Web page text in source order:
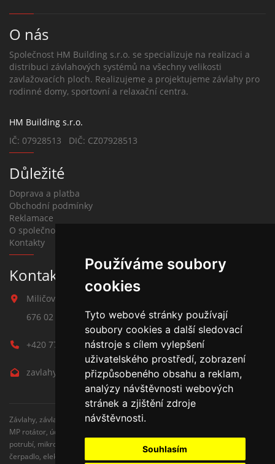
Používáme soubory
cookies
Tyto webové stránky používají
soubory cookies a další sledovací
nástroje s cílem vylepšení
uživatelského prostředí, zobrazení
přizpůsobeného obsahu a reklam,
analýzy návštěvnosti webových
stránek a zjištění zdroje
návštěvnosti.
Souhlasím
O nás
Společnost HM Building s.r.o. se specializuje na realizaci a
distribuci závlahových systémů na všechny velikosti
zavlažovacích ploch. Realizujeme a projektujeme závlahy pro
rodinné domy, sportovní a relaxační centra.
HM Building s.r.o.
IČ: 07928513 DIČ: CZ07928513
Důležité
Doprava a platba
Obchodní podmínky
Reklamace
O společnosti
Kontakty
Kontakt na závlahy
Miličova 541
676 02 Moravské Budějovice
+420 777 780 938
zavlahy@hmbuilding.cz
Závlahy, závlahové systémy, AZS, postřikovače, trysky, kapenkova závlaha,
MP rotátor, úderove postřikovače, automatické zavlažovaní, kapkovací
potrubí, mikrozávlaha, zahradní hadice, zahradní sloupky, Hunter,
čerpadlo, elektromagnetické ventily, zavlažovaní trávníku, zavlažovací